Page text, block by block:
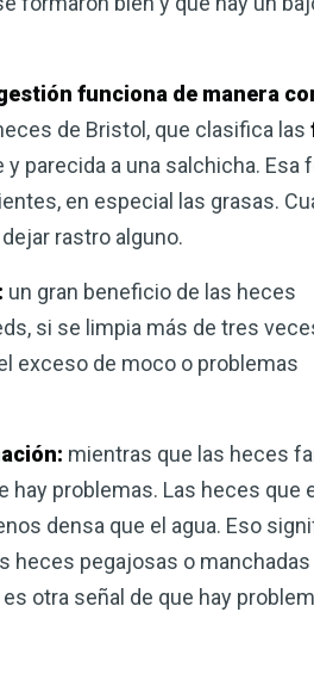
funciona de manera
de Bristol, que clasifica las
parecida a una salchicha. Esa
en especial las grasas.
rastro alguno.
un gran beneficio de las heces
si se limpia más de tres
exceso de moco o problemas
mientras que las heces
hay problemas. Las heces que
densa que el agua. Eso
heces pegajosas o manchadas
otra señal de que hay